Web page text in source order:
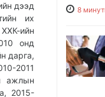
дээд
их
ийн
онд
дарга,
2011
ажлын
2015-
8